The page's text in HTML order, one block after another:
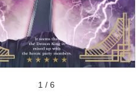
1 / 6